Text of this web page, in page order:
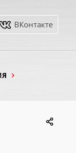
ВКонтакте